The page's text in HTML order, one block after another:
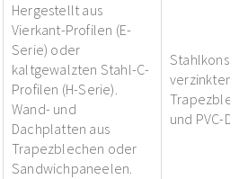
Hergestellt aus
Vierkant-Profilen (E-
Serie) oder
kaltgewalzten Stahl-C-
Profilen (H-Serie).
Wand- und
Dachplatten aus
Trapezblechen oder
Sandwichpaneelen.
verzinkten
und PVC-